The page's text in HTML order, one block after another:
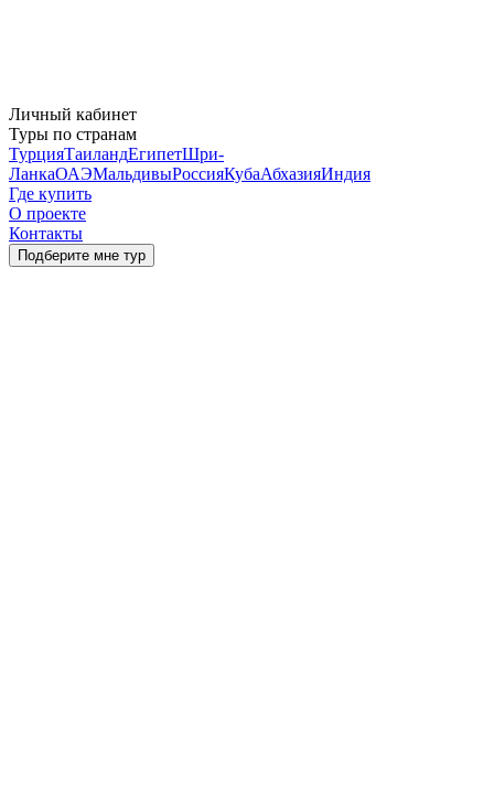
Личный кабинет
Туры по странам
ТурцияТаиландЕгипетШри-
ЛанкаОАЭМальдивыРоссияКубаАбхазияИндия
Где купить
О проекте
Контакты
Подберите мне тур